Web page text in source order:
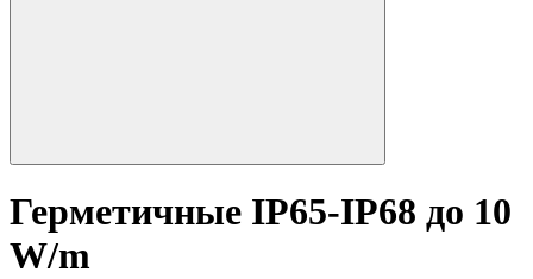
Герметичные IP65-IP68 до 10
W/m